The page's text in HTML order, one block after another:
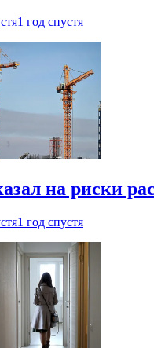
1 год спустя
на риски
1 год спустя